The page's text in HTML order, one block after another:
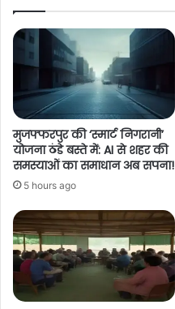
मुजफ्फरपुर की ‘स्मार्ट निगरानी’
योजना ठंडे बस्ते में: AI से शहर की
समस्याओं का समाधान अब सपना!
5 hours ago